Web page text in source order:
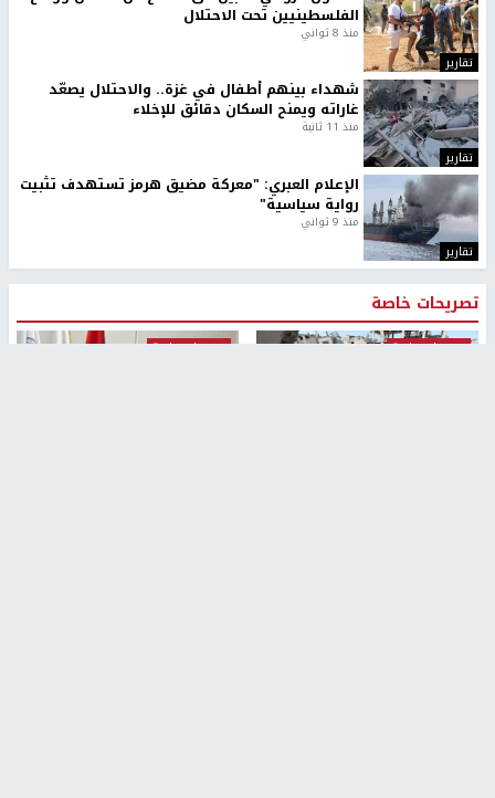
تقارير
الفلسطينيين تحت الاحتلال
منذ 8 ثواني
تقارير
شهداء بينهم أطفال في غزة.. والاحتلال يصعّد
غاراته ويمنح السكان دقائق للإخلاء
منذ 11 ثانية
تقارير
الإعلام العبري: "معركة مضيق هرمز تستهدف تثبيت
رواية سياسية"
منذ 9 ثواني
تصريحات خاصة
تصريحات خاصة تصريحات خاصة